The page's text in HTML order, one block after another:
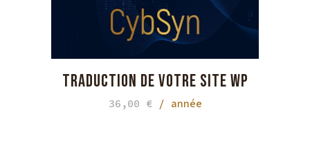
TRADUCTION DE VOTRE SITE WP
36,00 € / année